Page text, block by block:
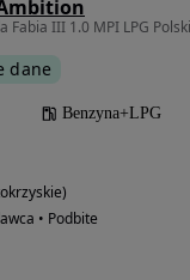
Fabia III 1.0 MPI LPG
dane
Benzyna+LPG
• Podbite